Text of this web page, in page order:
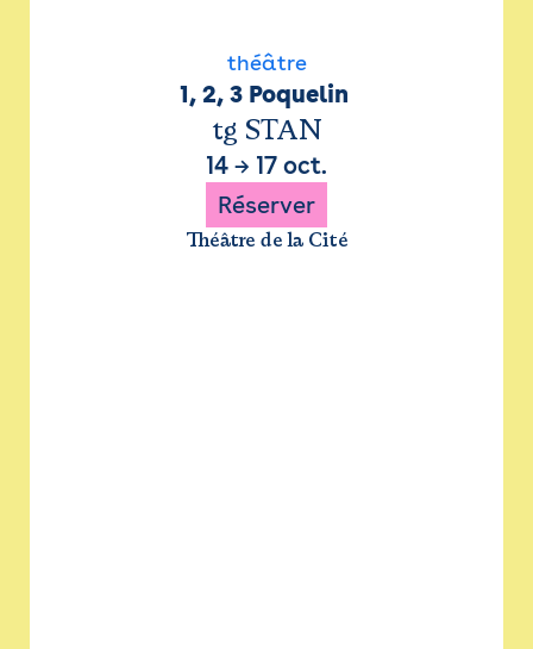
théâtre
1, 2, 3 Poquelin
tg STAN
14 → 17 oct.
Réserver
Théâtre de la Cité